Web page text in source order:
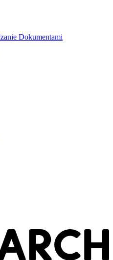
Dokumentami